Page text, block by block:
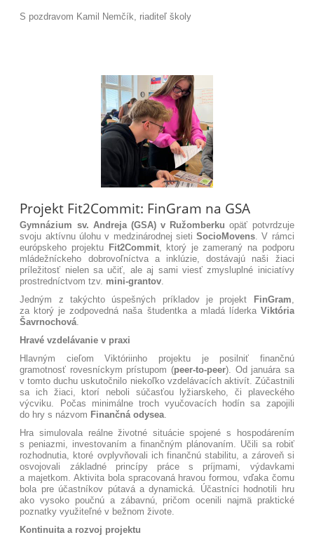
S pozdravom Kamil Nemčík, riaditeľ školy
Projekt Fit2Commit: FinGram na GSA
Gymnázium sv. Andreja (GSA) v Ružomberku opäť potvrdzuje
svoju aktívnu úlohu v medzinárodnej sietiSocioMovens. V rámci
európskeho projektu Fit2Commit, ktorý je zameraný na podporu
mládežníckeho dobrovoľníctva a inklúzie, dostávajú naši žiaci
príležitosť nielen sa učiť, ale aj sami viesť zmysluplné iniciatívy
prostredníctvom tzv. mini-grantov.
Jedným z takýchto úspešných príkladov je projekt
FinGram,
za ktorý je zodpovedná naša študentka a mladá líderka Viktória
Šavrnochová.
Hravé vzdelávanie v praxi
Hlavným cieľom Viktóriinho projektu je posilniť finančnú
gramotnosť rovesníckym prístupom (peer-to-peer). Od januára sa
v tomto duchu uskutočnilo niekoľko vzdelávacích aktivít. Zúčastnili
sa ich žiaci, ktorí neboli súčasťou lyžiarskeho, či plaveckého
výcviku. Počas minimálne troch vyučovacích hodín sa zapojili
do hry s názvom Finančná odysea.
Hra simulovala reálne životné situácie spojené s hospodárením
s peniazmi, investovaním a finančným plánovaním. Učili sa robiť
rozhodnutia, ktoré ovplyvňovali ich finančnú stabilitu, a zároveň si
osvojovali základné princípy práce s príjmami, výdavkami
a majetkom. Aktivita bola spracovaná hravou formou, vďaka čomu
bola pre účastníkov pútavá a dynamická. Účastníci hodnotili hru
ako vysoko poučnú a zábavnú, pričom ocenili najmä praktické
poznatky využiteľné v bežnom živote.
Kontinuita a rozvoj projektu